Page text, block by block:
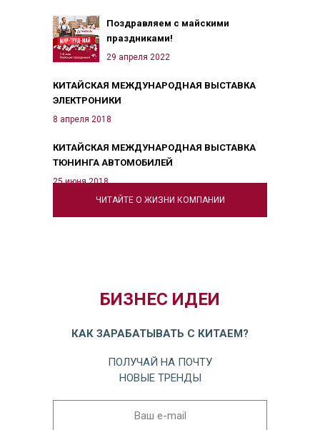
ЧИТАЙТЕ О ЖИЗНИ КОМПАНИИ
Поздравляем с майскими
праздниками!
29 апреля 2022
КИТАЙСКАЯ МЕЖДУНАРОДНАЯ ВЫСТАВКА
ЭЛЕКТРОНИКИ
8 апреля 2018
КИТАЙСКАЯ МЕЖДУНАРОДНАЯ ВЫСТАВКА
ТЮНИНГА АВТОМОБИЛЕЙ
25 июня 2018
БИЗНЕС ИДЕИ
КАК ЗАРАБАТЫВАТЬ С КИТАЕМ?
ПОЛУЧАЙ НА ПОЧТУ
НОВЫЕ ТРЕНДЫ